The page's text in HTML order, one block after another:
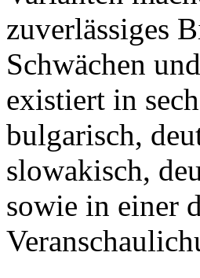
zuverlässiges
Schwächen
existiert in
bulgarisch,
slowakisch,
sowie in einer